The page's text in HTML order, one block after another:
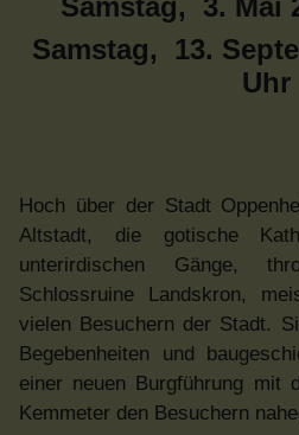
Samstag, 3. Mai
Samstag, 13.
Uhr
Hoch über der Stadt
Altstadt, die gotische
unterirdischen Gänge,
Schlossruine Landskron,
vielen Besuchern der Stadt.
Begebenheiten und
einer neuen Burgführung mit
Kemmeter den Besuchern